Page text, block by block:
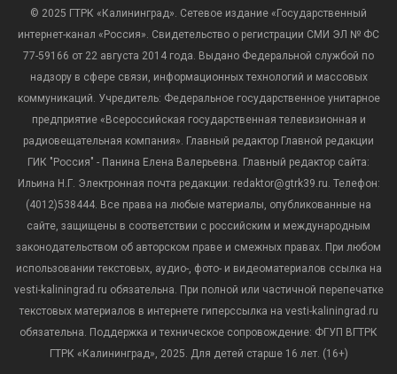
© 2025 ГТРК «Калининград». Сетевое издание «Государственный
интернет-канал «Россия». Свидетельство о регистрации СМИ ЭЛ № ФС
77-59166 от 22 августа 2014 года. Выдано Федеральной службой по
надзору в сфере связи, информационных технологий и массовых
коммуникаций. Учредитель: Федеральное государственное унитарное
предприятие «Всероссийская государственная телевизионная и
радиовещательная компания». Главный редактор Главной редакции
ГИК "Россия" - Панина Елена Валерьевна. Главный редактор сайта:
Ильина Н.Г. Электронная почта редакции: redaktor@gtrk39.ru. Телефон:
(4012)538444. Все права на любые материалы, опубликованные на
сайте, защищены в соответствии с российским и международным
законодательством об авторском праве и смежных правах. При любом
использовании текстовых, аудио-, фото- и видеоматериалов ссылка на
vesti-kaliningrad.ru обязательна. При полной или частичной перепечатке
текстовых материалов в интернете гиперссылка на vesti-kaliningrad.ru
обязательна. Поддержка и техническое сопровождение: ФГУП ВГТРК
ГТРК «Калининград», 2025. Для детей старше 16 лет. (16+)